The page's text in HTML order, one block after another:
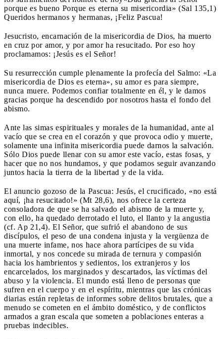
porque es bueno Porque es eterna su misericordia» (Sal 135,1)
Queridos hermanos y hermanas, ¡Feliz Pascua!
Jesucristo, encarnación de la misericordia de Dios, ha muerto
en cruz por amor, y por amor ha resucitado. Por eso hoy
proclamamos: ¡Jesús es el Señor!
Su resurrección cumple plenamente la profecía del Salmo: «La
misericordia de Dios es eterna», su amor es para siempre,
nunca muere. Podemos confiar totalmente en él, y le damos
gracias porque ha descendido por nosotros hasta el fondo del
abismo.
Ante las simas espirituales y morales de la humanidad, ante al
vacío que se crea en el corazón y que provoca odio y muerte,
solamente una infinita misericordia puede darnos la salvación.
Sólo Dios puede llenar con su amor este vacío, estas fosas, y
hacer que no nos hundamos, y que podamos seguir avanzando
juntos hacia la tierra de la libertad y de la vida.
El anuncio gozoso de la Pascua: Jesús, el crucificado, «no está
aquí, ¡ha resucitado!» (Mt 28,6), nos ofrece la certeza
consoladora de que se ha salvado el abismo de la muerte y,
con ello, ha quedado derrotado el luto, el llanto y la angustia
(cf. Ap 21,4). El Señor, que sufrió el abandono de sus
discípulos, el peso de una condena injusta y la vergüenza de
una muerte infame, nos hace ahora partícipes de su vida
inmortal, y nos concede su mirada de ternura y compasión
hacia los hambrientos y sedientos, los extranjeros y los
encarcelados, los marginados y descartados, las víctimas del
abuso y la violencia. El mundo está lleno de personas que
sufren en el cuerpo y en el espíritu, mientras que las crónicas
diarias están repletas de informes sobre delitos brutales, que a
menudo se cometen en el ámbito doméstico, y de conflictos
armados a gran escala que someten a poblaciones enteras a
pruebas indecibles.